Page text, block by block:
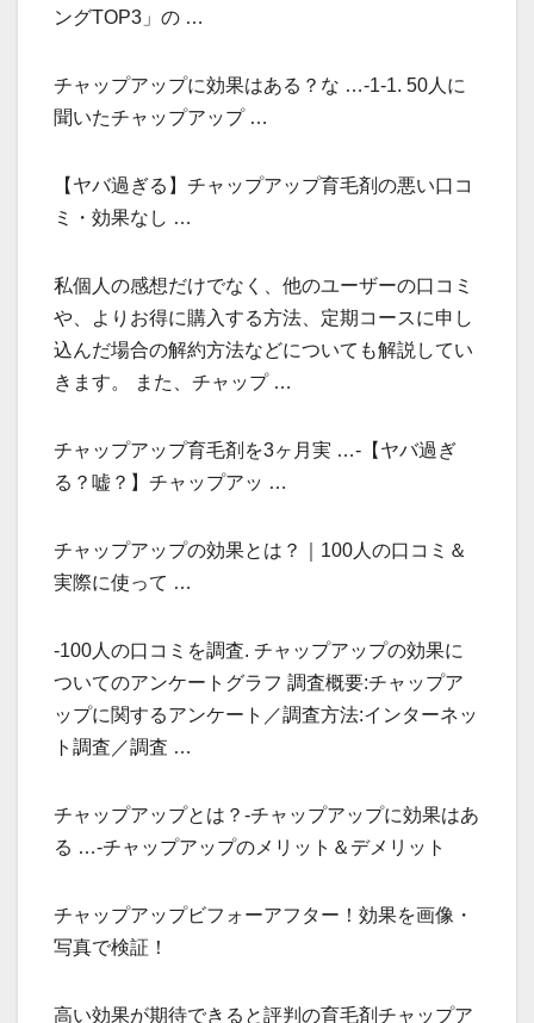
ングTOP3」の …
チャップアップに効果はある？な …-1-1. 50人に
聞いたチャップアップ …
【ヤバ過ぎる】チャップアップ育毛剤の悪い口コ
ミ・効果なし …
私個人の感想だけでなく、他のユーザーの口コミ
や、よりお得に購入する方法、定期コースに申し
込んだ場合の解約方法などについても解説してい
きます。 また、チャップ …
チャップアップ育毛剤を3ヶ月実 …-【ヤバ過ぎ
る？嘘？】チャップアッ …
チャップアップの効果とは？｜100人の口コミ＆
実際に使って …
-100人の口コミを調査. チャップアップの効果に
ついてのアンケートグラフ 調査概要:チャップア
ップに関するアンケート／調査方法:インターネッ
ト調査／調査 …
チャップアップとは？-チャップアップに効果はあ
る …-チャップアップのメリット＆デメリット
チャップアップビフォーアフター！効果を画像・
写真で検証！
高い効果が期待できると評判の育毛剤チャップア